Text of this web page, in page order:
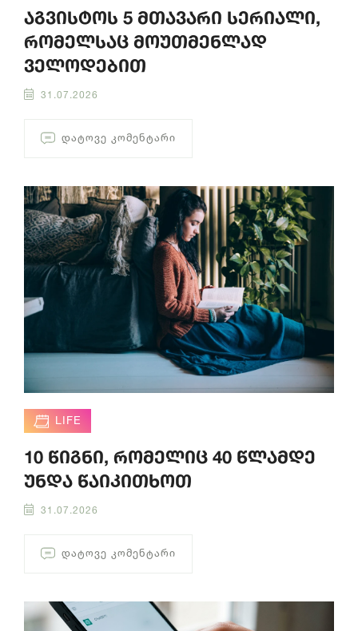
აგვისტოს 5 მთავარი სერიალი,
რომელსაც მოუთმენლად
ველოდებით
31.07.2026
ᲓᲐᲢᲝᲕᲔ ᲙᲝᲛᲔᲜᲢᲐᲠᲘ
LIFE
10 წიგნი, რომელიც 40 წლამდე
უნდა წაიკითხოთ
31.07.2026
ᲓᲐᲢᲝᲕᲔ ᲙᲝᲛᲔᲜᲢᲐᲠᲘ